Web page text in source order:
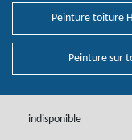
Peinture toiture
Peinture sur
indisponible